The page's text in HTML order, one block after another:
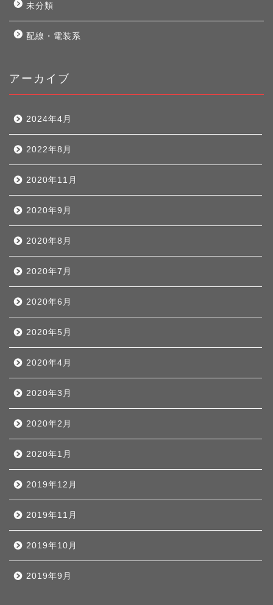
未分類
配線・電装系
アーカイブ
2024年4月
2022年8月
2020年11月
2020年9月
2020年8月
2020年7月
2020年6月
2020年5月
2020年4月
2020年3月
2020年2月
2020年1月
2019年12月
2019年11月
2019年10月
2019年9月